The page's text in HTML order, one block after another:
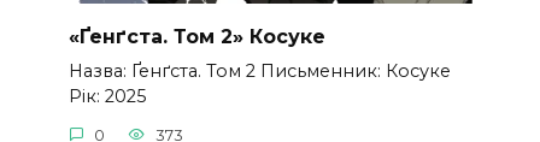
«Ґенґста. Том 2» Косуке
Назва: Ґенґста. Том 2 Письменник: Косуке
Рік: 2025
0 373